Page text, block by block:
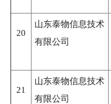
20
山东泰物信息技术
有限公司
21
山东泰物信息技术
有限公司